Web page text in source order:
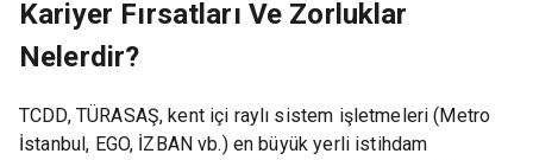
Kariyer Fırsatları Ve Zorluklar
Nelerdir?
TCDD, TÜRASAŞ, kent içi raylı sistem işletmeleri (Metro
İstanbul, EGO, İZBAN vb.) en büyük yerli istihdam